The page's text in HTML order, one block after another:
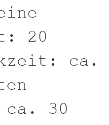
20
ca.
ca. 30